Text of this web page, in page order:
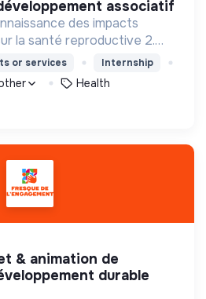
associatif
des impacts
la santé reproductive 2.
3.Mobiliser : Agir ensemble
et écologiques.
or services Internship
Health
durable